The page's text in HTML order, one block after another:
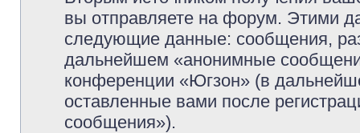
вы отправляете на форум. Этими
следующие данные: сообщения,
дальнейшем «анонимные
конференции «Югзон» (в
оставленные вами после
сообщения»).